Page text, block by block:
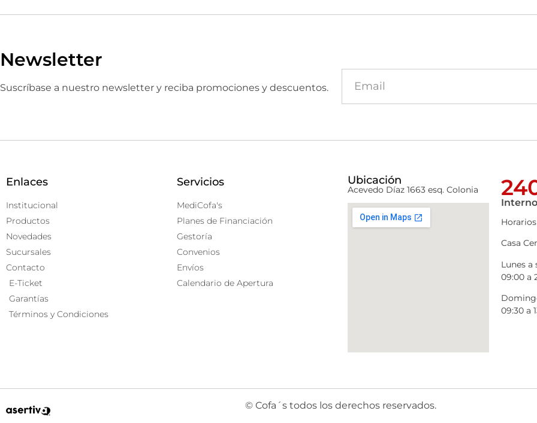
Newsletter
Suscríbase a nuestro newsletter y reciba promociones y descuentos.
Enlaces
Institucional
Productos
Novedades
Sucursales
Contacto
E-Ticket
Garantías
Términos y Condiciones
Servicios
MediCofa's
Planes de Financiación
Gestoría
Convenios
Envíos
Calendario de Apertura
Ubicación
Acevedo Díaz 1663 esq. Colonia
Horarios
Casa
Lunes a
09:00 a
09:30 a
© Cofa´s todos los derechos reservados.